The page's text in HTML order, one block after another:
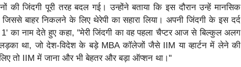
की जिंदगी पूरी तरह बदल गई। उन्होंने बताया कि इस दौरान उन्हें मानसिक
बाहर निकलने के लिए थेरेपी का सहारा लिया। अपनी जिंदगी के इस दर्द
1' का नाम देते हुए कहा, ''मेरी जिंदगी का वह पहला चैप्टर आज से बिल्कुल अलग
लड़का था, जो देश-विदेश के बड़े MBA कॉलेजों जैसे IIM या व्हार्टन में लेने की
तो IIM में जाना और भी बेहतर और बड़ा ऑप्शन था।''